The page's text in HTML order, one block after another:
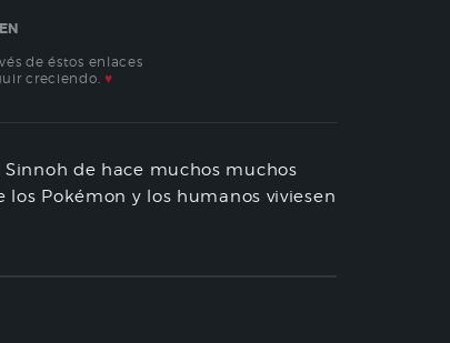
de éstos enlaces
creciendo. ♥
de hace muchos muchos
Pokémon y los humanos viviesen